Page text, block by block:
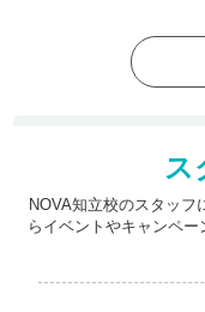
ス
NOVA知立校のスタッ
らイベントやキャンペー